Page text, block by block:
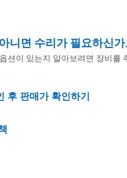
니면 수리가 필요하신가
션이 있는지 알아보려면 장비를
후 판매가 확인하기